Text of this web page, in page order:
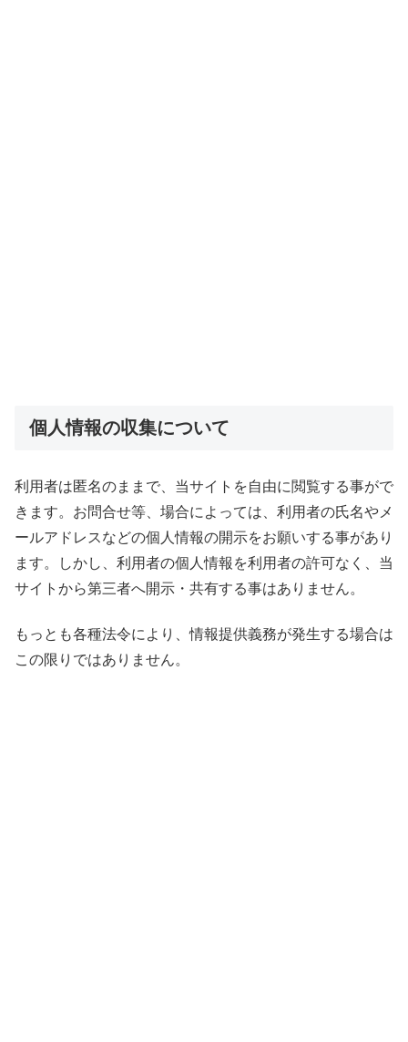
個人情報の収集について
利用者は匿名のままで、当サイトを自由に閲覧する事がで
きます。お問合せ等、場合によっては、利用者の氏名やメ
ールアドレスなどの個人情報の開示をお願いする事があり
ます。しかし、利用者の個人情報を利用者の許可なく、当
サイトから第三者へ開示・共有する事はありません。
もっとも各種法令により、情報提供義務が発生する場合は
この限りではありません。